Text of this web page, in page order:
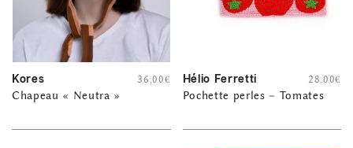
Kores
Chapeau « Neutra »
36,00€ Hélio Ferretti
Pochette perles – Tomates
28,00€